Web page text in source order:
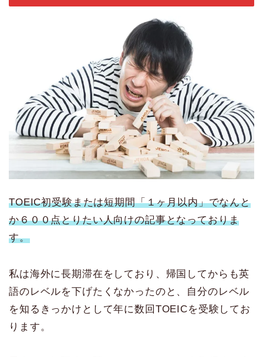
TOEIC初受験または短期間「１ヶ月以内」でなんと
か６００点とりたい人向けの記事となっておりま
す。
私は海外に長期滞在をしており、帰国してからも英
語のレベルを下げたくなかったのと、自分のレベル
を知るきっかけとして年に数回TOEICを受験してお
ります。